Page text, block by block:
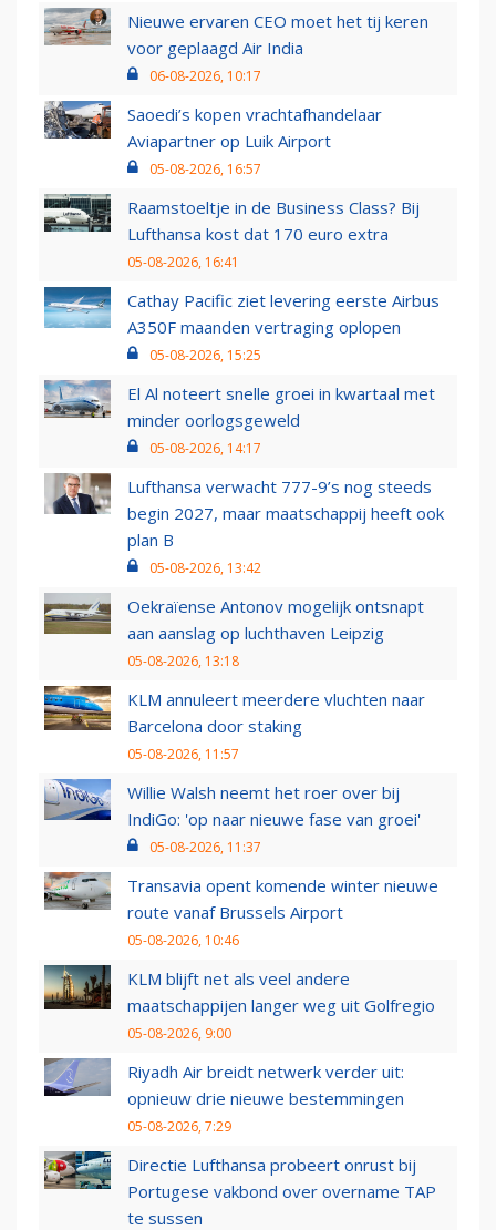
Nieuwe ervaren CEO moet het tij keren
voor geplaagd Air India
06-08-2026, 10:17
Saoedi’s kopen vrachtafhandelaar
Aviapartner op Luik Airport
05-08-2026, 16:57
Raamstoeltje in de Business Class? Bij
Lufthansa kost dat 170 euro extra
05-08-2026, 16:41
Cathay Pacific ziet levering eerste Airbus
A350F maanden vertraging oplopen
05-08-2026, 15:25
El Al noteert snelle groei in kwartaal met
minder oorlogsgeweld
05-08-2026, 14:17
Lufthansa verwacht 777-9’s nog steeds
begin 2027, maar maatschappij heeft ook
plan B
05-08-2026, 13:42
Oekraïense Antonov mogelijk ontsnapt
aan aanslag op luchthaven Leipzig
05-08-2026, 13:18
KLM annuleert meerdere vluchten naar
Barcelona door staking
05-08-2026, 11:57
Willie Walsh neemt het roer over bij
IndiGo: 'op naar nieuwe fase van groei'
05-08-2026, 11:37
Transavia opent komende winter nieuwe
route vanaf Brussels Airport
05-08-2026, 10:46
KLM blijft net als veel andere
maatschappijen langer weg uit Golfregio
05-08-2026, 9:00
Riyadh Air breidt netwerk verder uit:
opnieuw drie nieuwe bestemmingen
05-08-2026, 7:29
Directie Lufthansa probeert onrust bij
Portugese vakbond over overname TAP
te sussen